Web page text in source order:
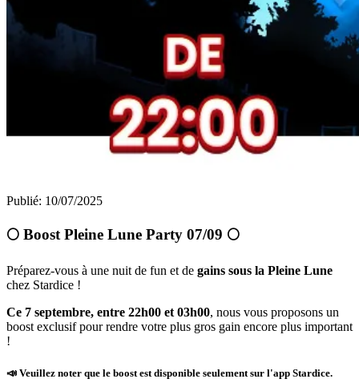
Publié: 10/07/2025
🌕 Boost Pleine Lune Party 07/09 🌕
Préparez-vous à une nuit de fun et de gains sous la Pleine Lune
chez Stardice !
Ce 7 septembre, entre 22h00 et 03h00, nous vous proposons un
boost exclusif pour rendre votre plus gros gain encore plus important
!
📣 Veuillez noter que le boost est disponible seulement sur l'app Stardice.